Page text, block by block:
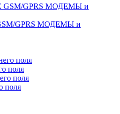
GPRS МОДЕМЫ и
поля
поля